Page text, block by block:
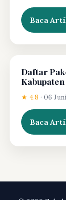
Baca
Daftar
★ 4.8 · 06
Baca